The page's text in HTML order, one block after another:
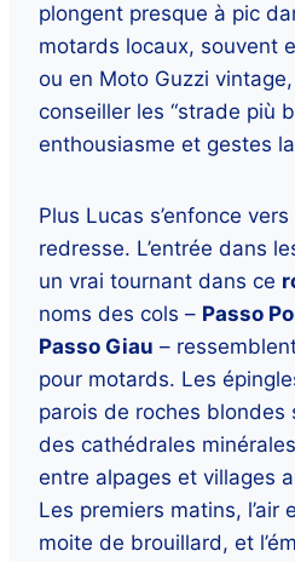
plongent presque à pic
motards locaux, souvent
ou en Moto Guzzi
conseiller les “strade più
enthousiasme et gestes
Plus Lucas s’enfonce
redresse. L’entrée dans
un vrai tournant dans ce
noms des cols – Passo
Passo Giau –
pour motards. Les
parois de roches blondes
des cathédrales
entre alpages et villages
Les premiers matins, l’air
moite de brouillard, et